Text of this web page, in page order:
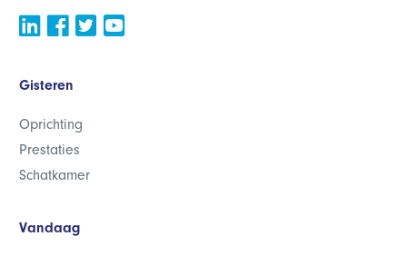
Gisteren
Oprichting
Prestaties
Schatkamer
Vandaag